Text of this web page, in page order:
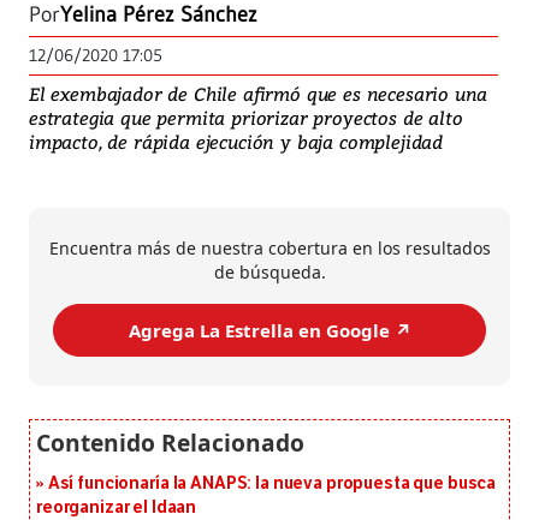
PorYelina Pérez Sánchez
12/06/2020 17:05
El exembajador de Chile afirmó que es necesario una
estrategia que permita priorizar proyectos de alto
impacto, de rápida ejecución y baja complejidad
Encuentra más de nuestra cobertura en los resultados
de búsqueda.
Agrega La Estrella en Google ↗️
Así funcionaría la ANAPS: la nueva propuesta que busca
reorganizar el Idaan